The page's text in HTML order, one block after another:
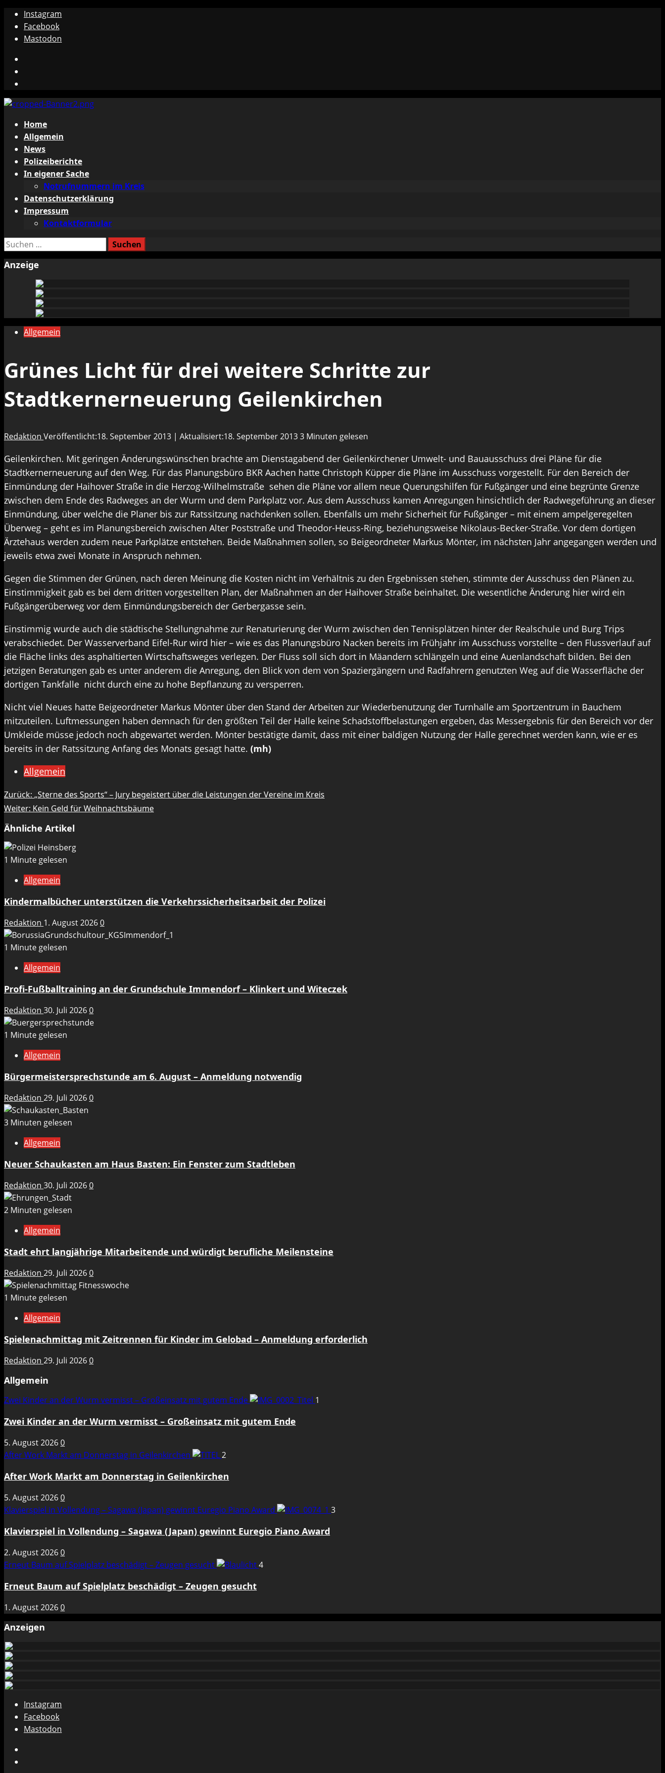
Zum
Inhalt
springen
Instagram
Facebook
Mastodon
Primäres
Menü
Home
Allgemein
News
Polizeiberichte
In eigener Sache
Notrufnummern im Kreis
Datenschutzerklärung
Impressum
Kontaktformular
Suchen
Anzeige
Allgemein
Grünes Licht für drei weitere Schritte zur
Stadtkernerneuerung Geilenkirchen
Redaktion Veröffentlicht:18. September 2013 | Aktualisiert:18. September 20133 Minuten gelesen
Geilenkirchen. Mit geringen Änderungswünschen brachte am Dienstagabend der Geilenkirchener Umwelt- und Bauausschuss drei Pläne für die
Stadtkernerneuerung auf den Weg. Für das Planungsbüro BKR Aachen hatte Christoph Küpper die Pläne im Ausschuss vorgestellt. Für den Bereich der
Einmündung der Haihover Straße in die Herzog-Wilhelmstraße sehen die Pläne vor allem neue Querungshilfen für Fußgänger und eine begrünte Grenze
zwischen dem Ende des Radweges an der Wurm und dem Parkplatz vor. Aus dem Ausschuss kamen Anregungen hinsichtlich der Radwegeführung an dieser
Einmündung, über welche die Planer bis zur Ratssitzung nachdenken sollen. Ebenfalls um mehr Sicherheit für Fußgänger – mit einem ampelgeregelten
Überweg – geht es im Planungsbereich zwischen Alter Poststraße und Theodor-Heuss-Ring, beziehungsweise Nikolaus-Becker-Straße. Vor dem dortigen
Ärztehaus werden zudem neue Parkplätze entstehen. Beide Maßnahmen sollen, so Beigeordneter Markus Mönter, im nächsten Jahr angegangen werden und
jeweils etwa zwei Monate in Anspruch nehmen.
Gegen die Stimmen der Grünen, nach deren Meinung die Kosten nicht im Verhältnis zu den Ergebnissen stehen, stimmte der Ausschuss den Plänen zu.
Einstimmigkeit gab es bei dem dritten vorgestellten Plan, der Maßnahmen an der Haihover Straße beinhaltet. Die wesentliche Änderung hier wird ein
Fußgängerüberweg vor dem Einmündungsbereich der Gerbergasse sein.
Einstimmig wurde auch die städtische Stellungnahme zur Renaturierung der Wurm zwischen den Tennisplätzen hinter der Realschule und Burg Trips
verabschiedet. Der Wasserverband Eifel-Rur wird hier – wie es das Planungsbüro Nacken bereits im Frühjahr im Ausschuss vorstellte – den Flussverlauf auf
die Fläche links des asphaltierten Wirtschaftsweges verlegen. Der Fluss soll sich dort in Mäandern schlängeln und eine Auenlandschaft bilden. Bei den
jetzigen Beratungen gab es unter anderem die Anregung, den Blick von dem von Spaziergängern und Radfahrern genutzten Weg auf die Wasserfläche der
dortigen Tankfalle nicht durch eine zu hohe Bepflanzung zu versperren.
Nicht viel Neues hatte Beigeordneter Markus Mönter über den Stand der Arbeiten zur Wiederbenutzung der Turnhalle am Sportzentrum in Bauchem
mitzuteilen. Luftmessungen haben demnach für den größten Teil der Halle keine Schadstoffbelastungen ergeben, das Messergebnis für den Bereich vor der
Umkleide müsse jedoch noch abgewartet werden. Mönter bestätigte damit, dass mit einer baldigen Nutzung der Halle gerechnet werden kann, wie er es
bereits in der Ratssitzung Anfang des Monats gesagt hatte. (mh)
Allgemein
Beitragsnavigation
Zurück: „Sterne des Sports“ – Jury begeistert über die Leistungen der Vereine im Kreis
Weiter: Kein Geld für Weihnachtsbäume
Ähnliche Artikel
1 Minute gelesen
Allgemein
Kindermalbücher unterstützen die Verkehrssicherheitsarbeit der Polizei
Redaktion 1. August 20260
1 Minute gelesen
Allgemein
Profi-Fußballtraining an der Grundschule Immendorf – Klinkert und Witeczek
Redaktion 30. Juli 20260
1 Minute gelesen
Allgemein
Bürgermeistersprechstunde am 6. August – Anmeldung notwendig
Redaktion 29. Juli 20260
3 Minuten gelesen
Allgemein
Neuer Schaukasten am Haus Basten: Ein Fenster zum Stadtleben
Redaktion 30. Juli 20260
2 Minuten gelesen
Allgemein
Stadt ehrt langjährige Mitarbeitende und würdigt berufliche Meilensteine
Redaktion 29. Juli 20260
1 Minute gelesen
Allgemein
Spielenachmittag mit Zeitrennen für Kinder im Gelobad – Anmeldung erforderlich
Redaktion 29. Juli 20260
Allgemein
Zwei Kinder an der Wurm vermisst – Großeinsatz mit gutem Ende 1
Zwei Kinder an der Wurm vermisst – Großeinsatz mit gutem Ende
5. August 20260
After Work Markt am Donnerstag in Geilenkirchen
2
After Work Markt am Donnerstag in Geilenkirchen
5. August 20260
Klavierspiel in Vollendung – Sagawa (Japan) gewinnt Euregio Piano Award
3
Klavierspiel in Vollendung – Sagawa (Japan) gewinnt Euregio Piano Award
2. August 20260
Erneut Baum auf Spielplatz beschädigt – Zeugen gesucht
4
Erneut Baum auf Spielplatz beschädigt – Zeugen gesucht
1. August 20260
Anzeigen
Instagram
Facebook
Mastodon